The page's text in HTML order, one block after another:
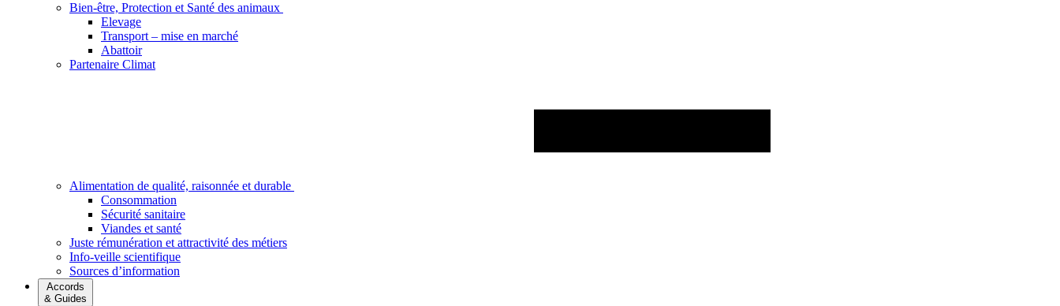
Bien-être, Protection et Santé des animaux
Elevage
Transport – mise en marché
Abattoir
Partenaire Climat
Alimentation de qualité, raisonnée et durable
Consommation
Sécurité sanitaire
Viandes et santé
Juste rémunération et attractivité des métiers
Info-veille scientifique
Sources d’information
Accords
& Guides